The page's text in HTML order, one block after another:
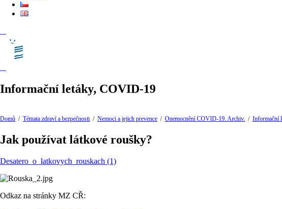
Informační letáky, COVID-19
Domů / Témata zdraví a bezpečnosti / Nemoci a jejich prevence / Onemocnění COVID-19. Archiv. / Informační
Jak používat látkové roušky?
Desatero_o_latkovych_rouskach (1)
Odkaz na stránky MZ CŘ: